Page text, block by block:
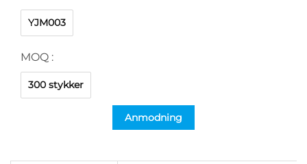
YJM003
MOQ :
300 stykker
Anmodning